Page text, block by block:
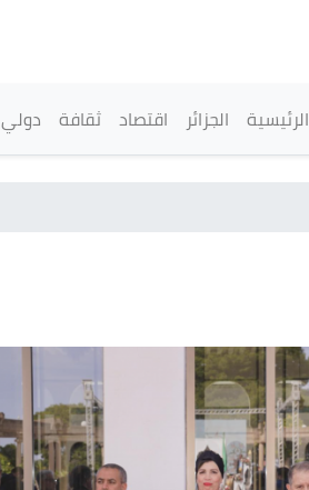
القائمة الرئيسية
الرئيسية الجزائر اقتصاد ثقافة دولي